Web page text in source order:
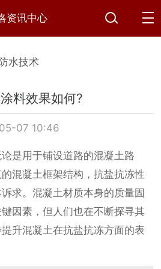
资讯中心
水技术
料效果如何?
07 10:46
是用于铺设道路的混凝土路
混凝土框架结构，抗盐抗冻性
求。混凝土材质本身的质量固
因素，但人们也在不断探寻其
升混凝土在抗盐抗冻方面的表